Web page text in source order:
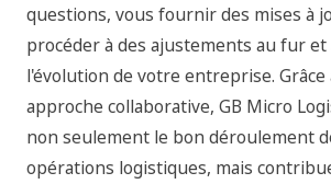
questions, vous fournir des mises à
procéder à des ajustements au fur et
l'évolution de votre entreprise. Grâce
approche collaborative, GB Micro
non seulement le bon déroulement
opérations logistiques, mais